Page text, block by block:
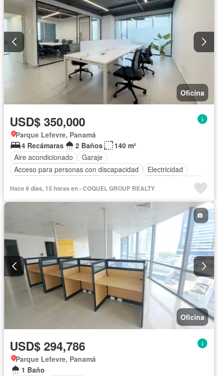
Oficina
USD$ 350,000
Parque Lefevre, Panamá
4 Recámaras
2 Baños
140 m²
Aire acondicionado
Garaje
Acceso para personas con discapacidad
Electricidad
Agua
Hace 6 días, 15 horas en - COQUEL GROUP REALTY
Oficina
USD$ 294,786
Parque Lefevre, Panamá
1 Baño